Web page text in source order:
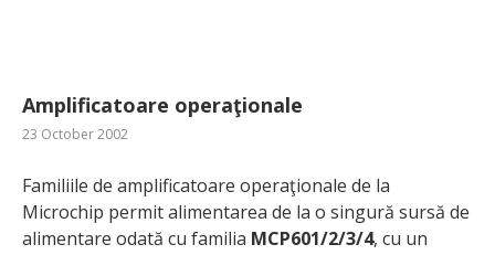
Amplificatoare operaţionale
23 October 2002
Familiile de amplificatoare operaţionale de la
Microchip permit alimentarea de la o singură sursă de
alimentare odată cu familia MCP601/2/3/4, cu un